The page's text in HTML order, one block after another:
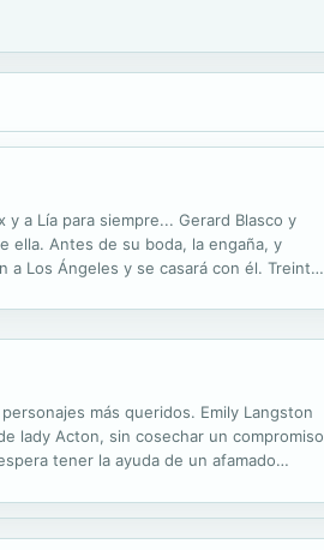
a Lía para siempre... Gerard Blasco y
ella. Antes de su boda, la engaña, y
a Los Ángeles y se casará con él. Treinta
más queridos. Emily Langston
lady Acton, sin cosechar un compromiso
tener la ayuda de un afamado